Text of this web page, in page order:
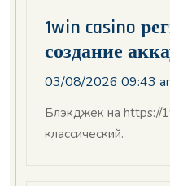
1win casino
создание
03/08/2026 09:43
Блэкджек на https://
классический.